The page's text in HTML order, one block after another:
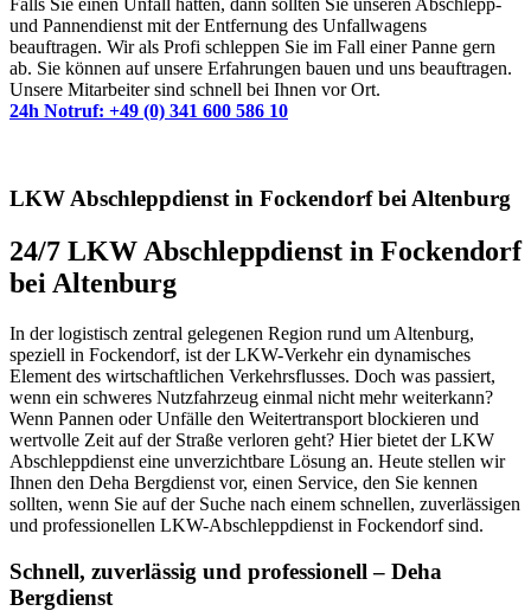
und Pannendienst mit der Entfernung des Unfallwagens
beauftragen. Wir als Profi schleppen Sie im Fall einer Panne gern
ab. Sie können auf unsere Erfahrungen bauen und uns beauftragen.
Unsere Mitarbeiter sind schnell bei Ihnen vor Ort.
24h Notruf: +49 (0) 341 600 586 10
LKW Abschleppdienst in Fockendorf bei Altenburg
24/7 LKW Abschleppdienst in Fockendorf
bei Altenburg
In der logistisch zentral gelegenen Region rund um Altenburg,
speziell in Fockendorf, ist der LKW-Verkehr ein dynamisches
Element des wirtschaftlichen Verkehrsflusses. Doch was passiert,
wenn ein schweres Nutzfahrzeug einmal nicht mehr weiterkann?
Wenn Pannen oder Unfälle den Weitertransport blockieren und
wertvolle Zeit auf der Straße verloren geht? Hier bietet der LKW
Abschleppdienst eine unverzichtbare Lösung an. Heute stellen wir
Ihnen den Deha Bergdienst vor, einen Service, den Sie kennen
sollten, wenn Sie auf der Suche nach einem schnellen, zuverlässigen
und professionellen LKW-Abschleppdienst in Fockendorf sind.
Schnell, zuverlässig und professionell – Deha
Bergdienst